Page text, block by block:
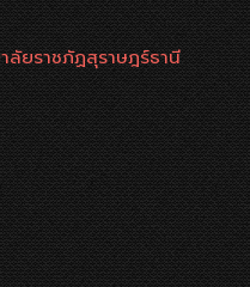
ลัยราชภัฏสุราษฎร์ธานี